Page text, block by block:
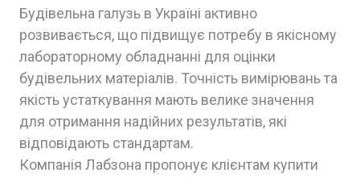
Будівельна галузь в Україні активно
розвивається, що підвищує потребу в якісному
лабораторному обладнанні для оцінки
будівельних матеріалів. Точність вимірювань та
якість устаткування мають велике значення
для отримання надійних результатів, які
відповідають стандартам.
Компанія Лабзона пропонує клієнтам купити